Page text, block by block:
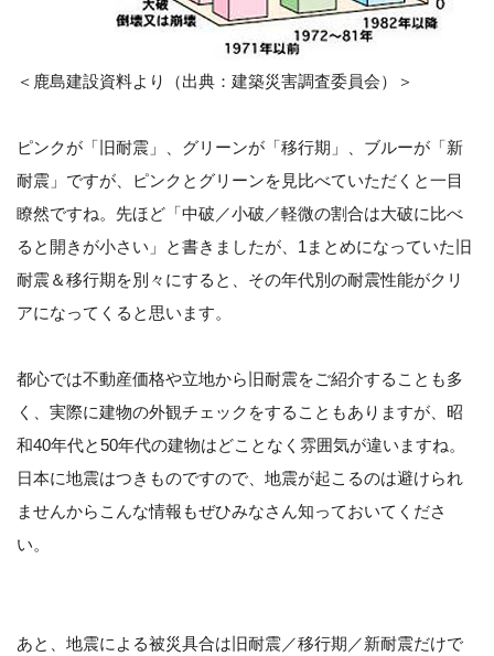
＜鹿島建設資料より（出典：建築災害調査委員会）＞
ピンクが「旧耐震」、グリーンが「移行期」、ブルーが「新
耐震」ですが、ピンクとグリーンを見比べていただくと一目
瞭然ですね。先ほど 「中破／小破／軽微の割合は大破に比べ
ると開きが小さい」と書きましたが、 1まとめになっていた旧
耐震＆移行期を別々にすると、その年代別の耐震性能がクリ
アになってくると思います。
都心では不動産価格や立地から旧耐震をご紹介することも多
く、実際に建物の外観チェックをすることもありますが、昭
和40年代と50年代の建物はどことなく雰囲気が違いますね。
日本に地震はつきものですので、地震が起こるのは避けられ
ませんからこんな情報もぜひみなさん知っておいてくださ
い。
あと、地震による被災具合は旧耐震／移行期／新耐震だけで